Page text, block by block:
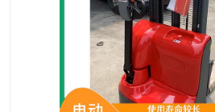
集装箱装柜平台